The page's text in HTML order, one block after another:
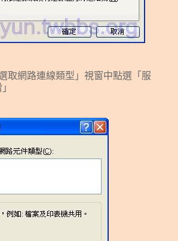
取網路連線類型」視窗中點選「服